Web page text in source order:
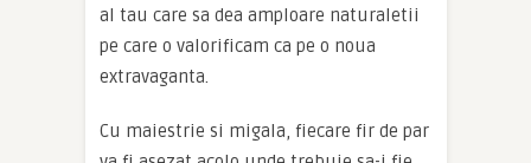
al tau care sa dea amploare naturaletii
pe care o valorificam ca pe o noua
extravaganta.
Cu maiestrie si migala, fiecare fir de par